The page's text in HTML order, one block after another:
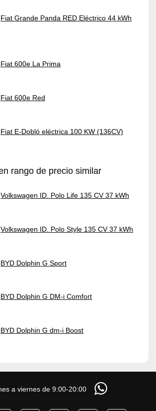
Fiat Grande Panda RED Eléctrico 44 kWh
Fiat 600e La Prima
Fiat 600e Red
Fiat E-Dobló eléctrica 100 KW (136CV)
rango de precio similar
Volkswagen ID. Polo Life 135 CV 37 kWh
Volkswagen ID. Polo Style 135 CV 37 kWh
BYD Dolphin G Sport
BYD Dolphin G DM-i Comfort
BYD Dolphin G dm-i Boost
a viernes de 9:00-20:00